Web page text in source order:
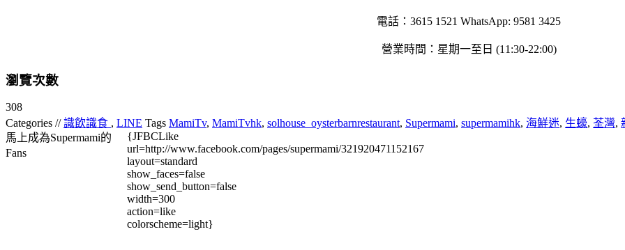
電話：3615 1521 WhatsApp: 9581 3425
營業時間：星期⼀⾄⽇ (11:30-22:00)
瀏覽次數
308
Categories //識飲識食 , LINE Tags MamiTv, MamiTvhk, solhouse_oysterbarnrestaurant, Supermami, supermamihk, 海鮮迷, 生蠔, 荃灣,
馬上成為Supermami的
Fans
{JFBCLike
url=http://www.facebook.com/pages/supermami/321920471152167
layout=standard
show_faces=false
show_send_button=false
width=300
action=like
colorscheme=light}